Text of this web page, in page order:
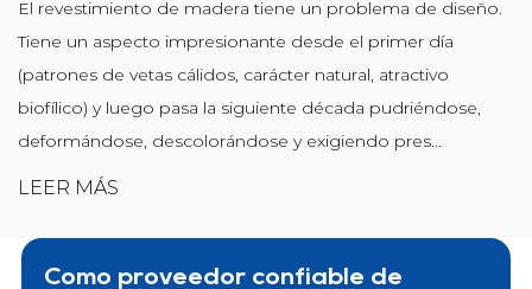
El revestimiento de madera tiene un problema de diseño.
Tiene un aspecto impresionante desde el primer día
(patrones de vetas cálidos, carácter natural, atractivo
biofílico) y luego pasa la siguiente década pudriéndose,
deformándose, descolorándose y exigiendo pres...
LEER MÁS
Como proveedor confiable de